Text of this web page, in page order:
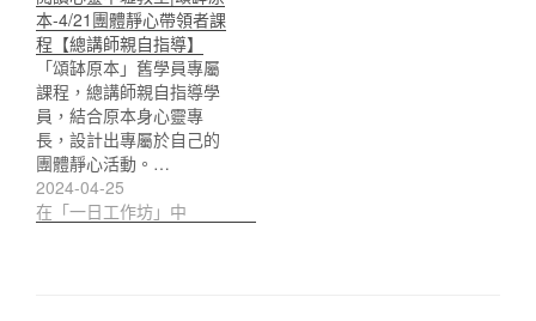
本-4/21團體靜心帶領者課
程【總講師親自指導】
「頌缽原本」舊學員專屬
課程，總講師親自指導學
員，結合原本身心靈專
長，設計出專屬於自己的
團體靜心活動。…
2024-04-25
在「一日工作坊」中